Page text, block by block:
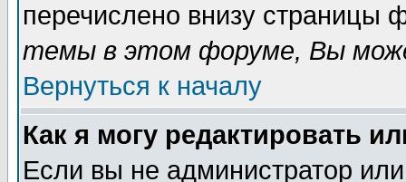
перечислено внизу страницы
темы в этом форуме, Вы
Вернуться к началу
Как я могу редактировать
Если вы не администратор